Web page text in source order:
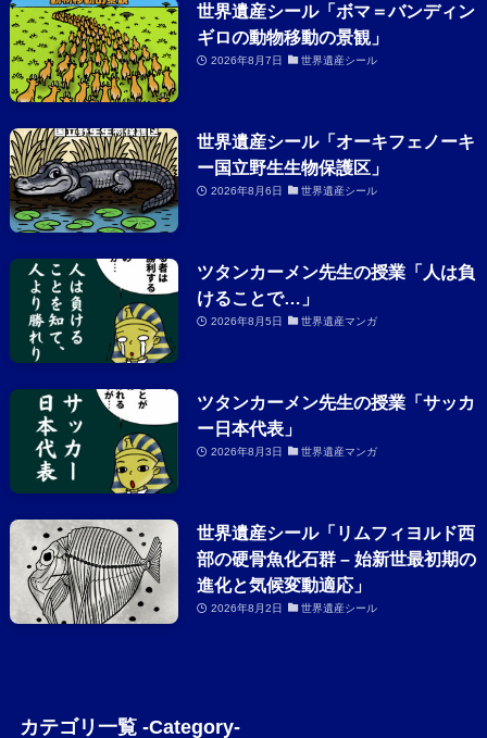
世界遺産シール「ボマ＝バンディン
ギロの動物移動の景観」
2026年8月7日 世界遺産シール
世界遺産シール「オーキフェノーキ
ー国立野生生物保護区」
2026年8月6日 世界遺産シール
ツタンカーメン先生の授業「人は負
けることで…」
2026年8月5日 世界遺産マンガ
ツタンカーメン先生の授業「サッカ
ー日本代表」
2026年8月3日 世界遺産マンガ
世界遺産シール「リムフィヨルド西
部の硬骨魚化石群 – 始新世最初期の
進化と気候変動適応」
2026年8月2日 世界遺産シール
カテゴリ一覧 -Category-